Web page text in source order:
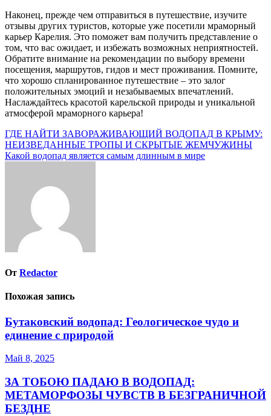
Наконец, прежде чем отправиться в путешествие, изучите
отзывы других туристов, которые уже посетили мраморный
карьер Карелия. Это поможет вам получить представление о
том, что вас ожидает, и избежать возможных неприятностей.
Обратите внимание на рекомендации по выбору времени
посещения, маршрутов, гидов и мест проживания. Помните,
что хорошо спланированное путешествие – это залог
положительных эмоций и незабываемых впечатлений.
Наслаждайтесь красотой карельской природы и уникальной
атмосферой мраморного карьера!
Навигация
по
ГДЕ НАЙТИ ЗАВОРАЖИВАЮЩИЙ ВОДОПАД В КРЫМУ:
НЕИЗВЕДАННЫЕ ТРОПЫ И СКРЫТЫЕ ЖЕМЧУЖИНЫ
Какой водопад является самым длинным в мире
От Redactor
Похожая запись
Бутаковский водопад: Геологическое чудо и
единение с природой
Май 8, 2025
ЗА ТОБОЮ ПАДАЮ В ВОДОПАД:
МЕТАМОРФОЗЫ ЧУВСТВ В БЕЗГРАНИЧНОЙ
БЕЗДНЕ